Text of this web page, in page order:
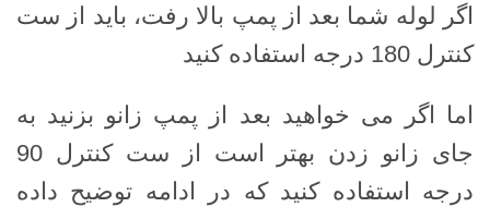
اگر لوله شما بعد از پمپ بالا رفت، باید از ست
کنترل 180 درجه استفاده کنید
اما اگر می خواهید بعد از پمپ زانو بزنید به
جای زانو زدن بهتر است از ست کنترل 90
درجه استفاده کنید که در ادامه توضیح داده